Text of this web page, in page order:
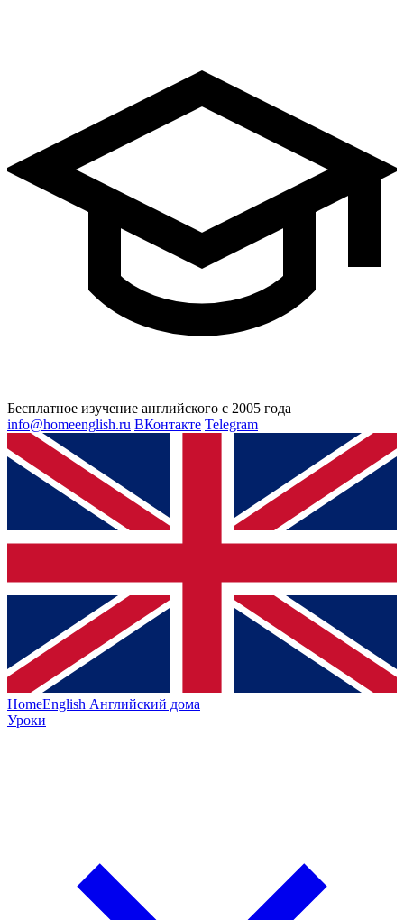
Бесплатное изучение английского с 2005 года
info@homeenglish.ru ВКонтакте Telegram
HomeEnglish Английский дома
Уроки